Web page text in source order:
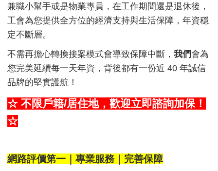
兼職小幫手或是物業專員，在工作期間還是退休後，
工會為您提供全方位的經濟支持與生活保障，年資穩
定不斷層。
不需再擔心轉換接案模式會導致保障中斷， 我們會為
您完美延續每一天年資，背後都有一份近 40 年誠信
品牌的堅實護航！
☆ 不限戶籍/居住地，歡迎立即諮詢加保！
☆
網路評價第一｜專業服務｜完善保障